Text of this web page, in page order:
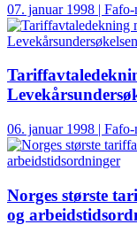
07. januar 1998 |
06. januar 1998 |
Norges største
og